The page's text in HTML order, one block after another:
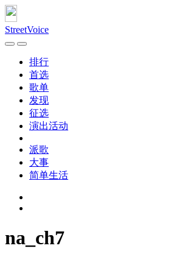
StreetVoice
排行
首选
歌单
发现
征选
演出活动
派歌
大事
简单生活
na_ch7